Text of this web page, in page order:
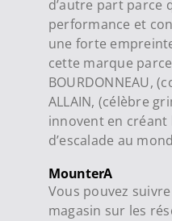
d’autre part parce
performance et
une forte
cette marque
BOURDONNEAU,
ALLAIN, (célèbre
innovent en créant
d’escalade au
MounterA
Vous pouvez
magasin sur les